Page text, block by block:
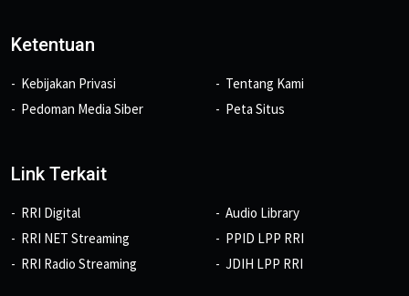
Ketentuan
Kebijakan Privasi
Pedoman Media Siber
Tentang Kami
Peta Situs
Link Terkait
RRI Digital
RRI NET Streaming
RRI Radio Streaming
Audio Library
PPID LPP RRI
JDIH LPP RRI